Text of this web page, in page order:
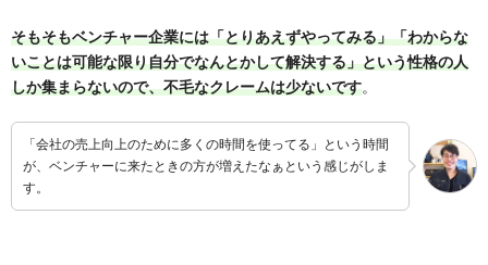
そもそもベンチャー企業には「とりあえずやってみる」「わからな
いことは可能な限り自分でなんとかして解決する」という性格の人
しか集まらないので、不毛なクレームは少ないです。
「会社の売上向上のために多くの時間を使ってる」という時間
が、ベンチャーに来たときの方が増えたなぁという感じがしま
す。